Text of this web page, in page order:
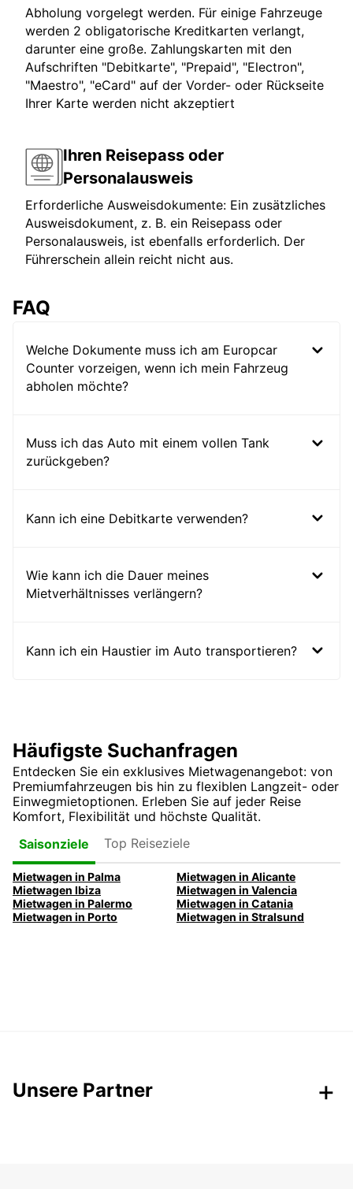
Abholung vorgelegt werden. Für einige Fahrzeuge
werden 2 obligatorische Kreditkarten verlangt,
darunter eine große. Zahlungskarten mit den
Aufschriften "Debitkarte", "Prepaid", "Electron",
"Maestro", "eCard" auf der Vorder- oder Rückseite
Ihrer Karte werden nicht akzeptiert
Ihren Reisepass oder
Personalausweis
Erforderliche Ausweisdokumente: Ein zusätzliches
Ausweisdokument, z. B. ein Reisepass oder
Personalausweis, ist ebenfalls erforderlich. Der
Führerschein allein reicht nicht aus.
FAQ
Welche Dokumente muss ich am Europcar
Counter vorzeigen, wenn ich mein Fahrzeug
abholen möchte?
Muss ich das Auto mit einem vollen Tank
zurückgeben?
Kann ich eine Debitkarte verwenden?
Wie kann ich die Dauer meines
Mietverhältnisses verlängern?
Kann ich ein Haustier im Auto transportieren?
Häufigste Suchanfragen
Entdecken Sie ein exklusives Mietwagenangebot: von
Premiumfahrzeugen bis hin zu flexiblen Langzeit- oder
Einwegmietoptionen. Erleben Sie auf jeder Reise
Komfort, Flexibilität und höchste Qualität.
Saisonziele
Top Reiseziele
Mietwagen in Palma
Mietwagen in Alicante
Mietwagen Ibiza
Mietwagen in Valencia
Mietwagen in Palermo
Mietwagen in Catania
Mietwagen in Porto
Mietwagen in Stralsund
Unsere Partner